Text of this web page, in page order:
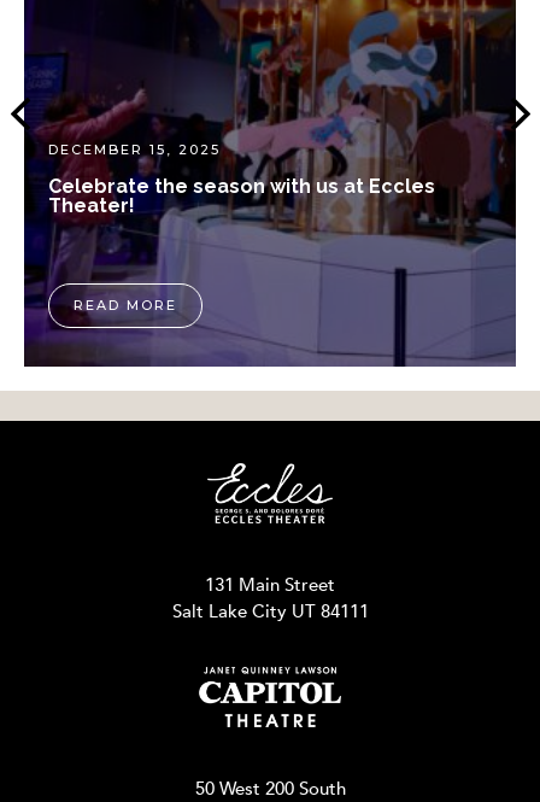
DECEMBER 15, 2025
Celebrate the season with us at Eccles
Theater!
READ MORE
131 Main Street
Salt Lake City UT 84111
50 West 200 South